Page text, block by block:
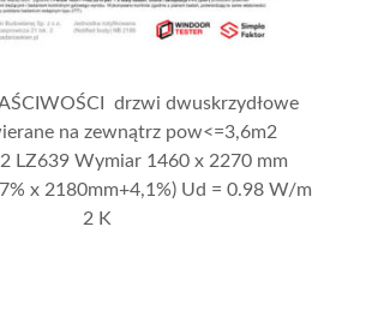
drzwi dwuskrzydłowe
na zewnątrz pow<=3,6m2
LZ639 Wymiar 1460 x 2270 mm
x 2180mm+4,1%) Ud = 0.98 W/m
2 K